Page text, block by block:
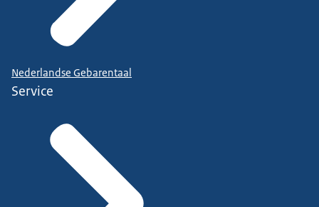
Nederlandse Gebarentaal
Service